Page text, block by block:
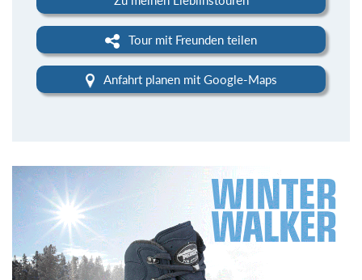
Tour mit Freunden teilen
Anfahrt planen mit Google-Maps